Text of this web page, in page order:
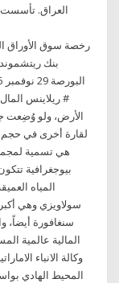
رخصة سوق الأوراق
# ريلاينس
الأرض، ولو وُضِعت
بيوجغرافية
المياه
سولاويزي وهي
سنغافورة أيضاً،
المالية عالمية
وكالة الانباء
المحيط الهادي